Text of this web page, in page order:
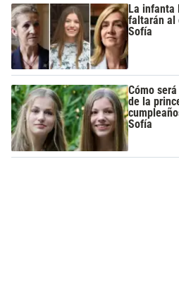
La infanta
faltarán al
Sofía
Cómo
de la
Sofía